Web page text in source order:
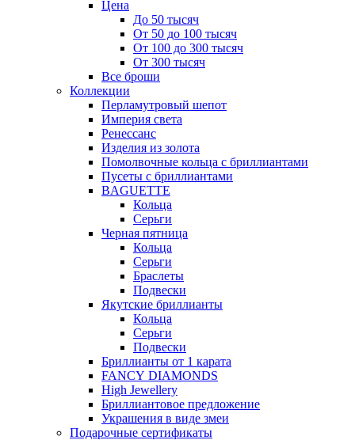
Цена
До 50 тысяч
От 50 до 100 тысяч
От 100 до 300 тысяч
От 300 тысяч
Все броши
Коллекции
Перламутровый шепот
Империя света
Ренессанс
Изделия из золота
Помолвочные кольца с бриллиантами
Пусеты с бриллиантами
BAGUETTE
Кольца
Серьги
Черная пятница
Кольца
Серьги
Браслеты
Подвески
Якутские бриллианты
Кольца
Серьги
Подвески
Бриллианты от 1 карата
FANCY DIAMONDS
High Jewellery
Бриллиантовое предложение
Украшения в виде змеи
Подарочные сертификаты